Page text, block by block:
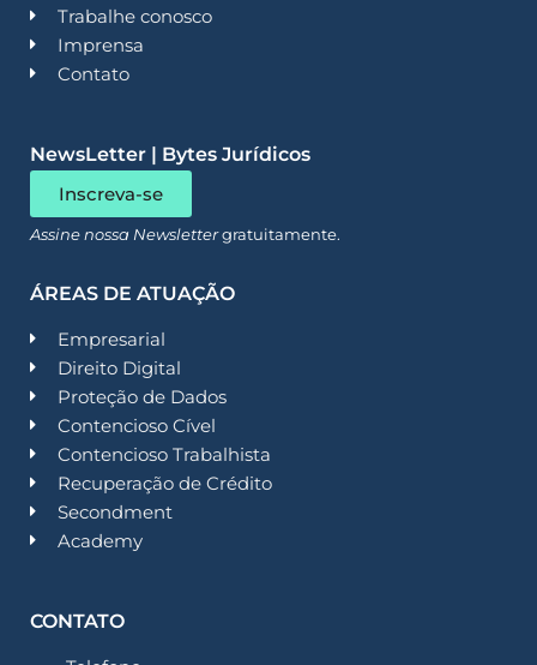
Trabalhe conosco
Imprensa
Contato
NewsLetter | Bytes Jurídicos
Inscreva-se
Assine nossa Newslettergratuitamente.
ÁREAS DE ATUAÇÃO
Empresarial
Direito Digital
Proteção de Dados
Contencioso Cível
Contencioso Trabalhista
Recuperação de Crédito
Secondment
Academy
CONTATO